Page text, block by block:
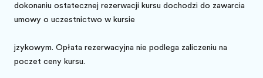
dokonaniu ostatecznej rezerwacji kursu dochodzi do zawarcia
umowy o uczestnictwo w kursie
językowym. Opłata rezerwacyjna nie podlega zaliczeniu na
poczet ceny kursu.